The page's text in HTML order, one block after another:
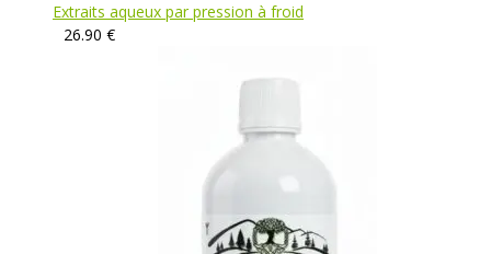
Extraits aqueux par pression à froid
26.90 €